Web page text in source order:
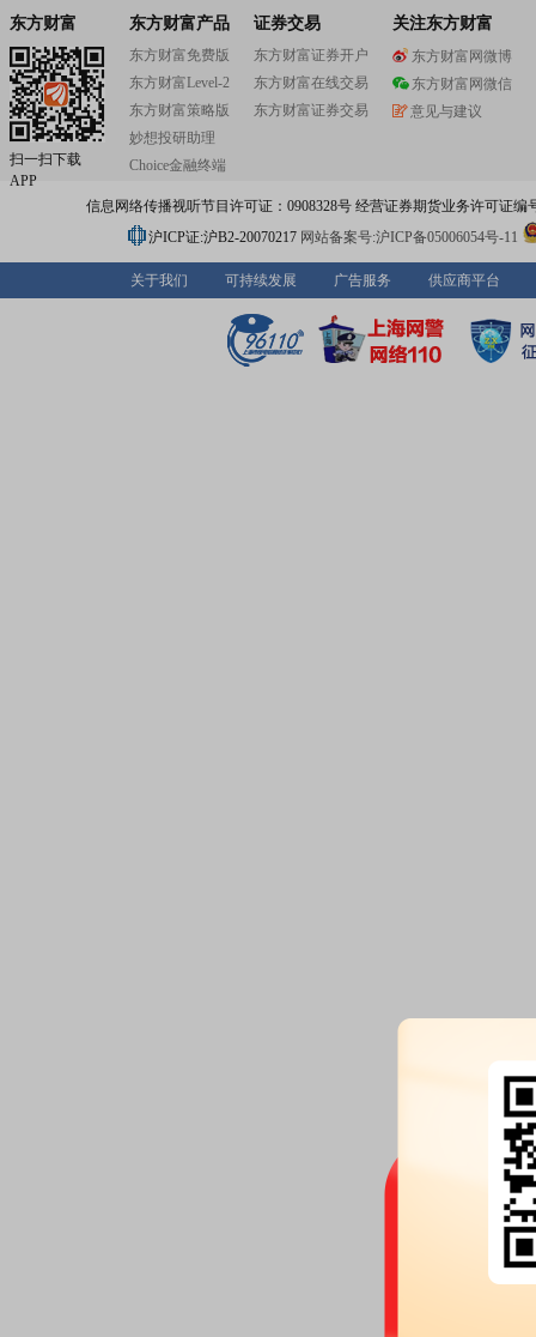
东方财富
扫一扫下载
APP
东方财富产品
东方财富免费版
东方财富Level-2
东方财富策略版
妙想投研助理
Choice金融终端
证券交易
东方财富证券开户
东方财富在线交易
东方财富证券交易
关注东方财富
东方财富网微博
东方财富网微信
意见与建议
信息网络传播视听节目许可证：0908328号 经营证券期货业务许可证编
沪ICP证:沪B2-20070217 网站备案号:沪ICP备05006054号-11
关于我们 可持续发展 广告服务 供应商平台